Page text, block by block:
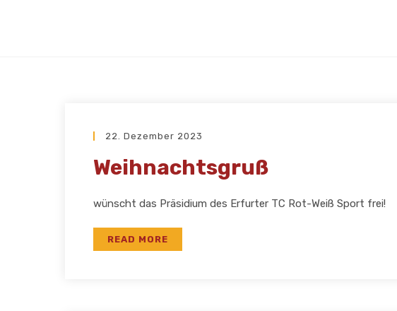
22. Dezember 2023
Weihnachtsgruß
wünscht das Präsidium des Erfurter TC Rot-Weiß Sport frei!
READ MORE